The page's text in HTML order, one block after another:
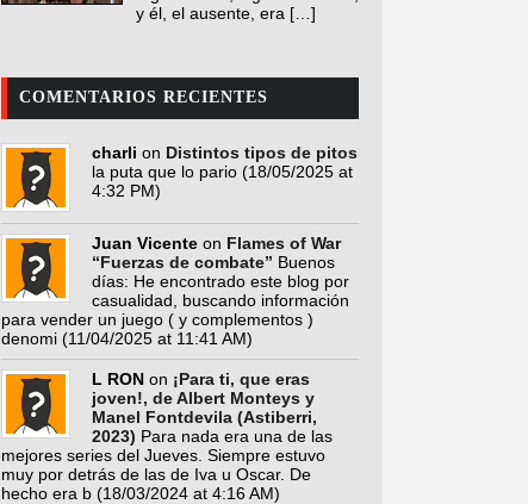
y él, el ausente, era […]
COMENTARIOS RECIENTES
charli on Distintos tipos de pitos
la puta que lo pario (18/05/2025 at
4:32 PM)
Juan Vicente on Flames of War
“Fuerzas de combate” Buenos
días: He encontrado este blog por
casualidad, buscando información
para vender un juego ( y complementos )
denomi (11/04/2025 at 11:41 AM)
L RON on ¡Para ti, que eras
joven!, de Albert Monteys y
Manel Fontdevila (Astiberri,
2023) Para nada era una de las
mejores series del Jueves. Siempre estuvo
muy por detrás de las de Iva u Oscar. De
hecho era b (18/03/2024 at 4:16 AM)